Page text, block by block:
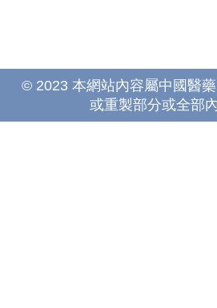
© 2023 本網站內容屬中國醫
或重製部分或全部